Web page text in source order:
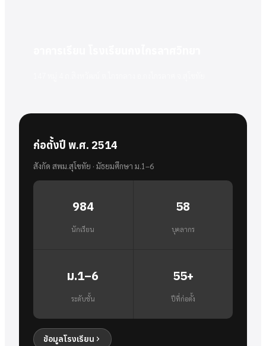
ก่อตั้งปี พ.ศ. 2514
สังกัด สพม.สุโขทัย · มัธยมศึกษา ม.1–6
984
นักเรียน
58
บุคลากร
ม.1–6
ระดับชั้น
55+
ปีที่ก่อตั้ง
ข้อมูลโรงเรียน